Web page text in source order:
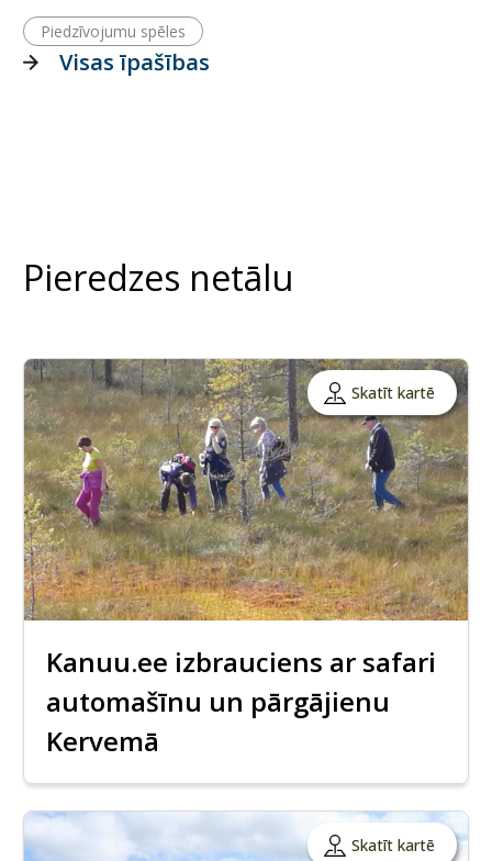
Piedzīvojumu spēles
Visas īpašības
Pieredzes netālu
Skatīt kartē
Kanuu.ee izbrauciens ar safari
automašīnu un pārgājienu
Kervemā
Skatīt kartē